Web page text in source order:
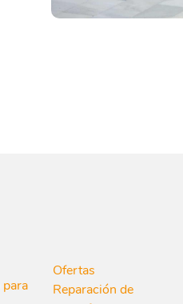
Ofertas
Reparación de